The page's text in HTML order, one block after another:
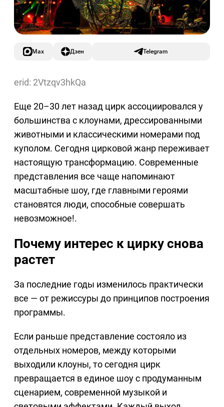
Max Дзен Telegram
erid: 2Vtzqv3hkQa
Еще 20–30 лет назад цирк ассоциировался у
большинства с клоунами, дрессированными
животными и классическими номерами под
куполом. Сегодня цирковой жанр переживает
настоящую трансформацию. Современные
представления все чаще напоминают
масштабные шоу, где главными героями
становятся люди, способные совершать
невозможное!.
Почему интерес к цирку снова
растет
За последние годы изменилось практически
все — от режиссуры до принципов построения
программы.
Если раньше представление состояло из
отдельных номеров, между которыми
выходили клоуны, то сегодня цирк
превращается в единое шоу с продуманным
сценарием, современной музыкой и